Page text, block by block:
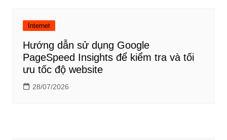
Internet
Hướng dẫn sử dụng Google
PageSpeed Insights để kiểm tra và tối
ưu tốc độ website
28/07/2026